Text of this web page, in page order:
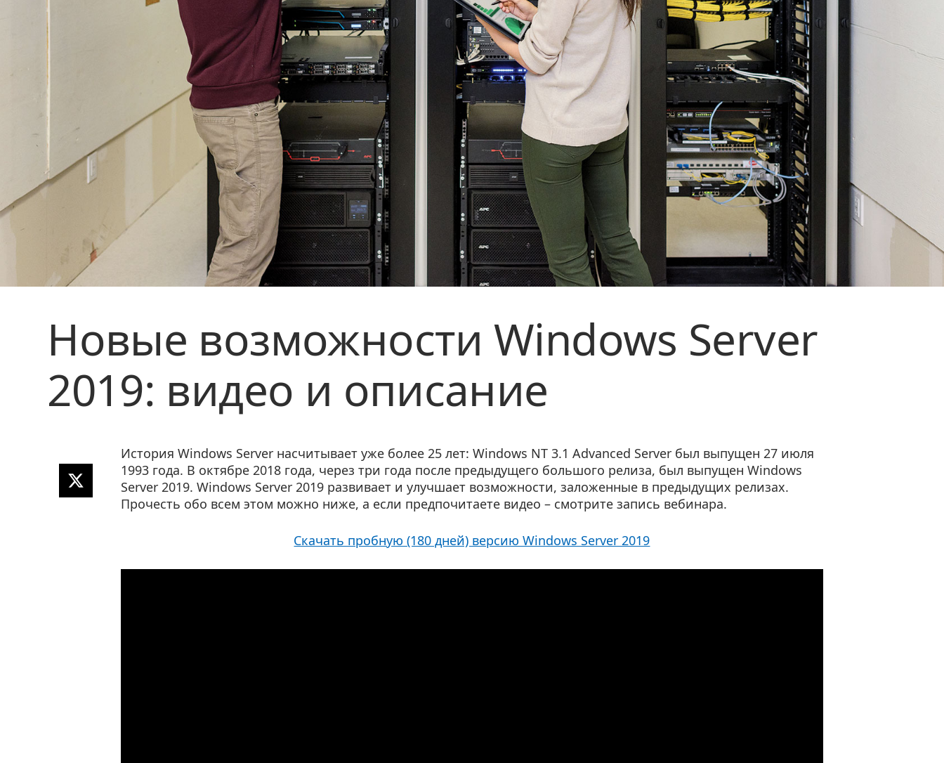
Новые возможности Windows Server
2019: видео и описание
Share
on
История Windows Server насчитывает уже более 25 лет: Windows NT 3.1 Advanced Server был выпущен 27 июля
1993 года. В октябре 2018 года, через три года после предыдущего большого релиза, был выпущен Windows
Server 2019. Windows Server 2019 развивает и улучшает возможности, заложенные в предыдущих релизах.
Прочесть обо всем этом можно ниже, а если предпочитаете видео – смотрите запись вебинара.
Скачать пробную (180 дней) версию Windows Server 2019